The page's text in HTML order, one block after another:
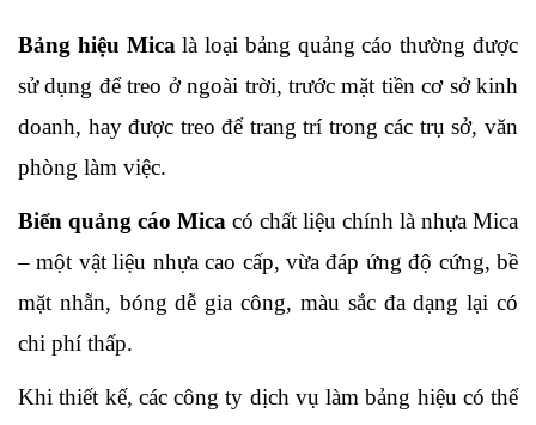
Bảng hiệu Mica là loại bảng quảng cáo thường được
sử dụng để treo ở ngoài trời, trước mặt tiền cơ sở kinh
doanh, hay được treo để trang trí trong các trụ sở, văn
phòng làm việc.
Biển quảng cáo Mica có chất liệu chính là nhựa Mica
– một vật liệu nhựa cao cấp, vừa đáp ứng độ cứng, bề
mặt nhẵn, bóng dễ gia công, màu sắc đa dạng lại có
chi phí thấp.
Khi thiết kế, các công ty dịch vụ làm bảng hiệu có thể